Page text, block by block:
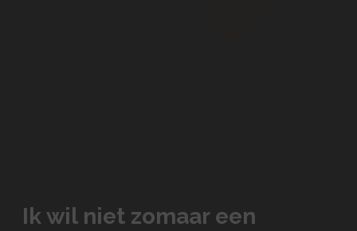
Ik wil niet zomaar een